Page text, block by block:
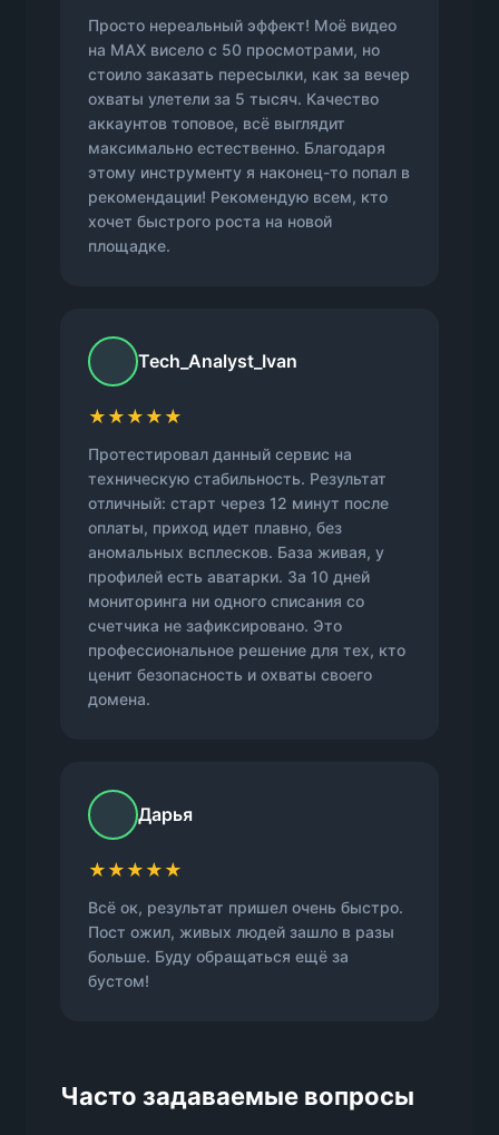
Просто нереальный эффект! Моё видео
на MAX висело с 50 просмотрами, но
стоило заказать пересылки, как за вечер
охваты улетели за 5 тысяч. Качество
аккаунтов топовое, всё выглядит
максимально естественно. Благодаря
этому инструменту я наконец-то попал в
рекомендации! Рекомендую всем, кто
хочет быстрого роста на новой
площадке.
Tech_Analyst_Ivan
★★★★★
Протестировал данный сервис на
техническую стабильность. Результат
отличный: старт через 12 минут после
оплаты, приход идет плавно, без
аномальных всплесков. База живая, у
профилей есть аватарки. За 10 дней
мониторинга ни одного списания со
счетчика не зафиксировано. Это
профессиональное решение для тех, кто
ценит безопасность и охваты своего
домена.
Дарья
★★★★★
Всё ок, результат пришел очень быстро.
Пост ожил, живых людей зашло в разы
больше. Буду обращаться ещё за
бустом!
Часто задаваемые вопросы